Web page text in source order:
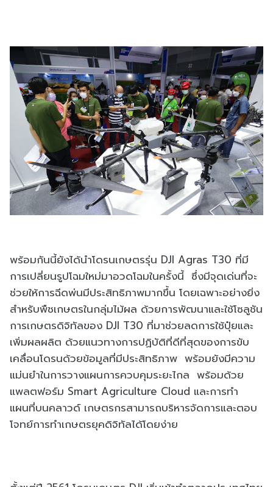
พร้อมกันนี้ยังได้นำโดรนเกษตรรุ่น DJI Agras T30 ที่มี
การเปลี่ยนรูปโฉมใหม่มาอวดโฉมในครั้งนี้ ซึ่งมีจุดเด่นที่จะ
ช่วยให้การฉีดพ่นมีประสิทธิภาพมากขึ้น โดยเฉพาะอย่างยิ่ง
สำหรับพืชเกษตรในกลุ่มไม้ผล ด้วยการพัฒนาและใช้โซลูชัน
การเกษตรดิจิทัลของ DJI T30 ที่มาช่วยลดการใช้ปุ๋ยและ
เพิ่มผลผลิต ด้วยแนวทางการปฏิบัติที่ดีที่สุดของการขับ
เคลื่อนโดรนด้วยข้อมูลที่มีประสิทธิภาพ พร้อมยังมีความ
แม่นยำในการวางแผนการควบคุมระยะไกล พร้อมด้วย
แพลตฟอร์ม Smart Agriculture Cloud และการทำ
แผนที่บนคลาวด์ เกษตรกรสามารถบริหารจัดการและตอบ
โจทย์การทำเกษตรยุคดิจิทัลได้โดยง่าย